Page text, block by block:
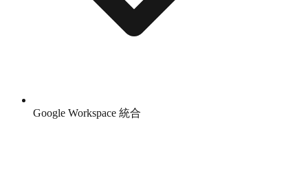
Google Workspace 統合